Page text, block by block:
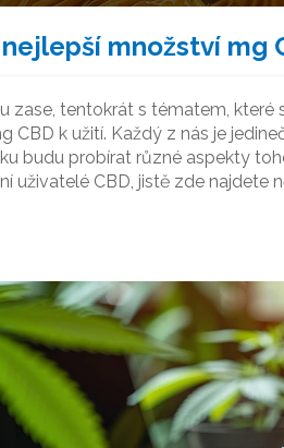
množství mg
zase, tentokrát s tématem, které
CBD k užití. Každý z nás je
budu probírat různé aspekty
uživatelé CBD, jistě zde najdete